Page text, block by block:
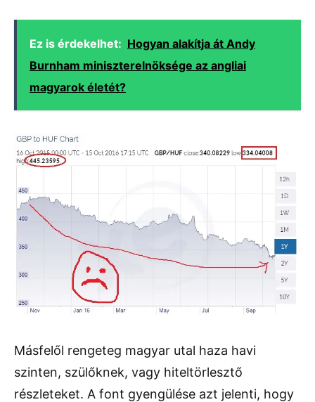
Ez is érdekelhet: Hogyan alakítja át Andy
Burnham miniszterelnöksége az angliai
magyarok életét?
Másfelől rengeteg magyar utal haza havi
szinten, szülőknek, vagy hiteltörlesztő
részleteket. A font gyengülése azt jelenti, hogy